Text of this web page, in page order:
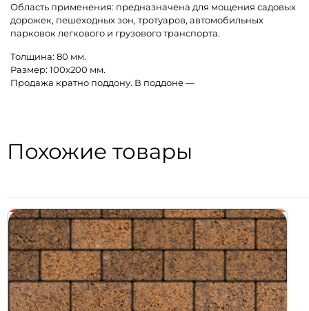
Область применения: предназначена для мощения садовых
дорожек, пешеходных зон, тротуаров, автомобильных
парковок легкового и грузового транспорта.
Толщина: 80 мм.
Размер: 100х200 мм.
Продажа кратно поддону. В поддоне —
Похожие товары